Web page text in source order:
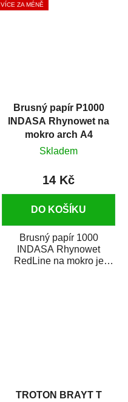
VÍCE ZA MÉNĚ
Brusný papír P1000
INDASA Rhynowet na
mokro arch A4
Skladem
14 Kč
DO KOŠÍKU
Brusný papír 1000
INDASA Rhynowet
RedLine na mokro je
TROTON BRAYT T